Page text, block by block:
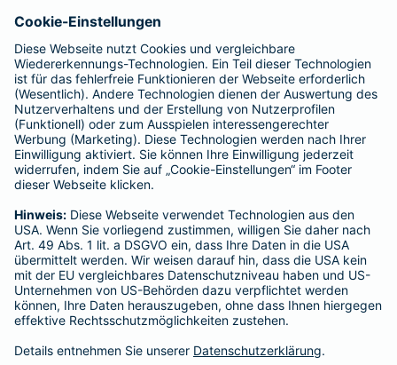
Schnelle Notfallversorgung bei Ernstfällen
gewährleisten
Der Dackel Balu macht für Leckerlies alles. Beim Gassigehen
frisst er leider eine mit Rasierklingen gespickte Wurst. Die
Notfalls nimmt der Tierarzt den 4-fachen GOT-Satz und Balus
Besitzer muss eine vierstellige Rechnung begleichen. Der
Basis-Schutz der Barmenia erstattet dieNotfallversorgung
im tierärztlichen Notdienstkomplett - ohne eine Begrenzung
der Jahreshöchstleistung für Operationen.